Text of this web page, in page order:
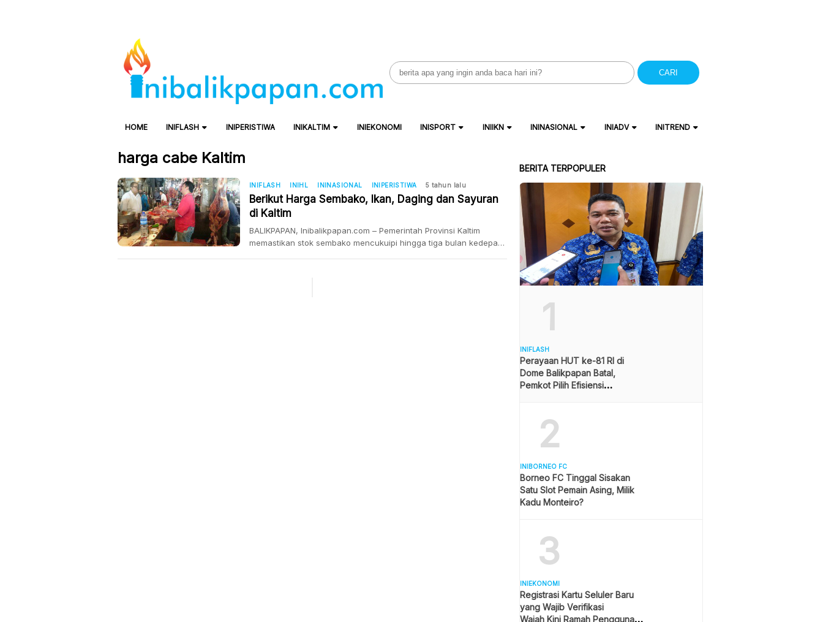
Search
for:
CARI
HOME INIFLASH INIPERISTIWA INIKALTIM INIEKONOMI INISPORT INIIKN ININASIONAL INIADV INITREND
harga cabe Kaltim
INIFLASH INIHL ININASIONAL INIPERISTIWA 5 tahun lalu
Berikut Harga Sembako, Ikan, Daging dan Sayuran
di Kaltim
BALIKPAPAN, Inibalikpapan.com – Pemerintah Provinsi Kaltim
memastikan stok sembako mencukuipi hingga tiga bulan kedepan.
BERITA TERPOPULER
1
INIFLASH
Perayaan HUT ke-81 RI di
Dome Balikpapan Batal,
Pemkot Pilih Efisiensi
2
INIBORNEO FC
Borneo FC Tinggal Sisakan
Satu Slot Pemain Asing, Milik
Kadu Monteiro?
3
INIEKONOMI
Registrasi Kartu Seluler Baru
yang Wajib Verifikasi
Wajah Kini Ramah Pengguna